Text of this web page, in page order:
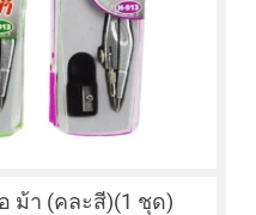
ม้า (คละสี)(1 ชุด)